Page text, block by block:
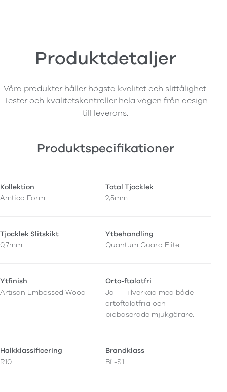
Produktdetaljer
Våra produkter håller högsta kvalitet och slittålighet.
Tester och kvalitetskontroller hela vägen från design
till leverans.
Produktspecifikationer
Kollektion
Amtico Form
Total Tjocklek
2,5mm
Tjocklek Slitskikt
0,7mm
Ytbehandling
Quantum Guard Elite
Ytfinish
Artisan Embossed Wood
Orto-ftalatfri
Ja – Tillverkad med både
ortoftalatfria och
biobaserade mjukgörare.
Halkklassificering
R10
Brandklass
Bfl-S1